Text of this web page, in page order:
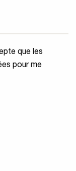
que les
pour me